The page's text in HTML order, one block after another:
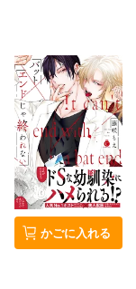
かごに入れる